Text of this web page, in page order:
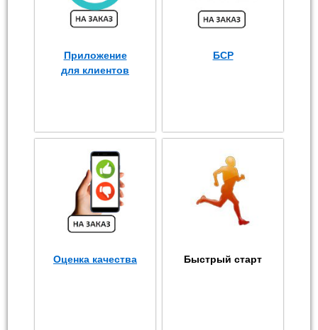
Приложение
для клиентов
БСР
Оценка качества Быстрый старт